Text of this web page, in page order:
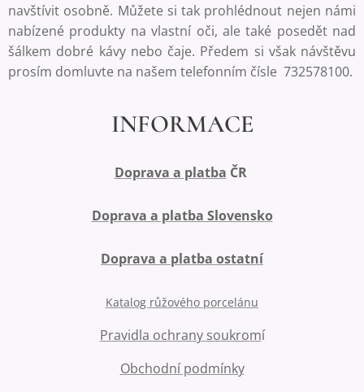
navštívit osobně. Můžete si tak prohlédnout nejen námi
nabízené produkty na vlastní oči, ale také posedět nad
šálkem dobré kávy nebo čaje. Předem si však návštěvu
prosím domluvte na našem telefonním čísle 732578100.
INFORMACE
Doprava a platba ČR
Doprava a platba Slovensko
Doprava a platba ostatní
Katalog růžového porcelánu
Pravidla ochrany soukromí
Obchodní podmínky